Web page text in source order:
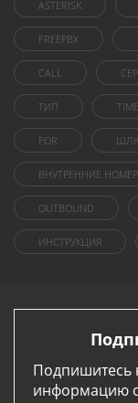
ASTERISK
FREEPBX
CALL
ТИП TIME
FOR
ВНУТРЕННИЕ
OUTBOUND
ИНСТРУКЦИЯ
Подпишитесь
информацию